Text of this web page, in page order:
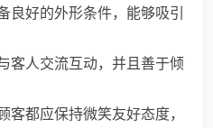
良好的外形条件，能够吸引
客人交流互动，并且善于倾
客都应保持微笑友好态度，